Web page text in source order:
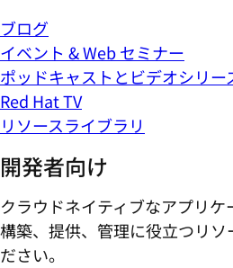
ブログ
イベント & Web セミナー
ポッドキャストとビデオシリー
Red Hat TV
リソースライブラリ
開発者向け
クラウドネイティブなアプリ
構築、提供、管理に役立つリソ
ださい。